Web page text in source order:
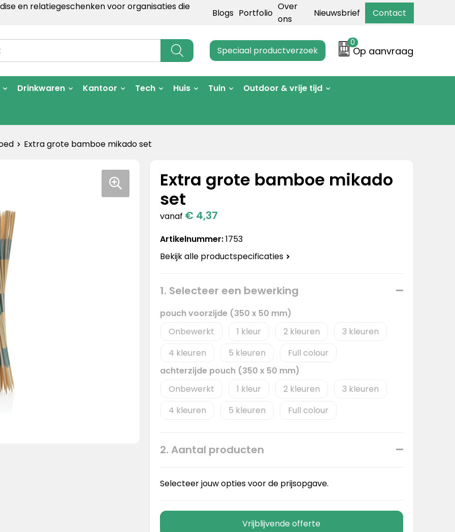
en relatiegeschenken voor organisaties die
Blogs Portfolio
Over
ons
Nieuwsbrief Contact
Speciaal productverzoek
0
Op aanvraag
Drinkwaren Kantoor Tech Huis Tuin Outdoor & vrije tijd
Extra grote bamboe mikado set
Extra grote bamboe mikado
set
vanaf € 4,37
Artikelnummer:1753
Bekijk alle productspecificaties
1. Selecteer een bewerking
pouch voorzijde (350 x 50 mm)
Onbewerkt
1 2
3
4
5
Full colour
achterzijde pouch (350 x 50 mm)
Onbewerkt
1 2
3
4
5 Full colour
2. Aantal producten
Selecteer jouw opties voor de prijsopgave.
Vrijblijvende offerte